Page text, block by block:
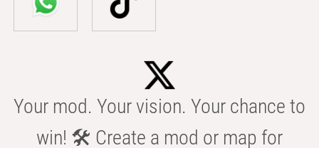
Your mod. Your vision. Your chance to
win! 🛠️ Create a mod or map for